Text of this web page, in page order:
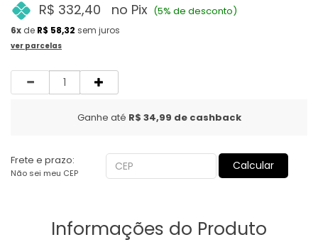
R$ 332,40
no Pix (5% de desconto)
6x de R$ 58,32 sem juros
ver parcelas
Quantidade
Ganhe até R$ 34,99 de cashback
Frete e prazo:
Não sei meu CEP
Calcular
Informações do Produto